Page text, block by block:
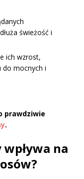
świeżość i
ich wzrost,
do mocnych i
prawdziwie
.
na